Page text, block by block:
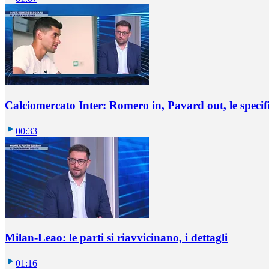
Calciomercato Inter: Romero in, Pavard out, le
00:33
Milan-Leao: le parti si riavvicinano, i dettagli
01:16